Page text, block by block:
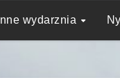
Inne wydarznia